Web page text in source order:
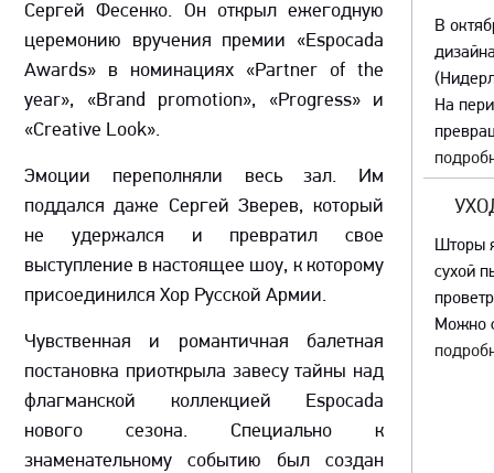
Сергей Фесенко. Он открыл ежегодную
церемонию вручения премии «Espocada
Awards» в номинациях «Partner of the
year», «Brand promotion», «Progress» и
«Creative Look».
Эмоции переполняли весь зал. Им
поддался даже Сергей Зверев, который
не удержался и превратил свое
выступление в настоящее шоу, к которому
присоединился Хор Русской Армии.
Чувственная и романтичная балетная
постановка приоткрыла завесу тайны над
флагманской коллекцией Espocada
нового сезона. Специально к
знаменательному событию был создан
В
На
Шторы
сухой
Можно